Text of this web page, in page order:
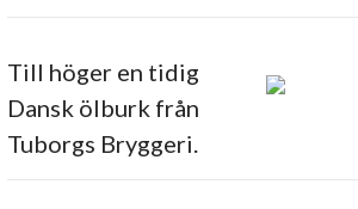
Till höger en tidig
Dansk ölburk från
Tuborgs Bryggeri.